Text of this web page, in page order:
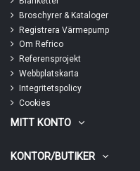
Broschyrer & Kataloger
Registrera Värmepump
Om Refrico
Referensprojekt
Webbplatskarta
Integritetspolicy
Cookies
MITT KONTO
KONTOR/BUTIKER